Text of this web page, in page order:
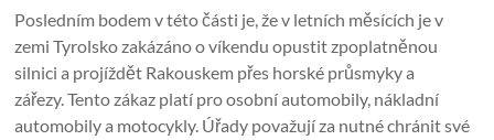
Posledním bodem v této části je, že v letních měsících je v
zemi Tyrolsko zakázáno o víkendu opustit zpoplatněnou
silnici a projíždět Rakouskem přes horské průsmyky a
zářezy. Tento zákaz platí pro osobní automobily, nákladní
automobily a motocykly. Úřady považují za nutné chránit své